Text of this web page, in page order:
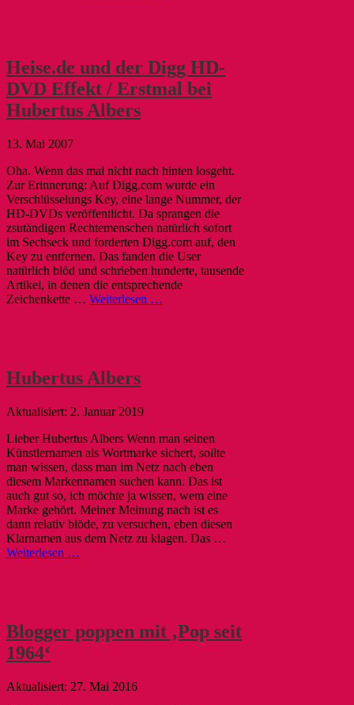
Heise.de und der Digg HD-
DVD Effekt / Erstmal bei
Hubertus Albers
13. Mai 2007
Oha. Wenn das mal nicht nach hinten losgeht.
Zur Erinnerung: Auf Digg.com wurde ein
Verschlüsselungs Key, eine lange Nummer, der
HD-DVDs veröffentlicht. Da sprangen die
zsutändigen Rechtemenschen natürlich sofort
im Sechseck und forderten Digg.com auf, den
Key zu entfernen. Das fanden die User
natürlich blöd und schrieben hunderte, tausende
Artikel, in denen die entsprechende
Zeichenkette … Weiterlesen …
Hubertus Albers
2. Januar 2019
Lieber Hubertus Albers Wenn man seinen
Künstlernamen als Wortmarke sichert, sollte
man wissen, dass man im Netz nach eben
diesem Markennamen suchen kann. Das ist
auch gut so, ich möchte ja wissen, wem eine
Marke gehört. Meiner Meinung nach ist es
dann relativ blöde, zu versuchen, eben diesen
Klarnamen aus dem Netz zu klagen. Das …
Weiterlesen …
Blogger poppen mit ‚Pop seit
1964‘
27. Mai 2016